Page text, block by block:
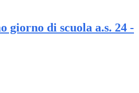
giorno di scuola a.s. 24 -